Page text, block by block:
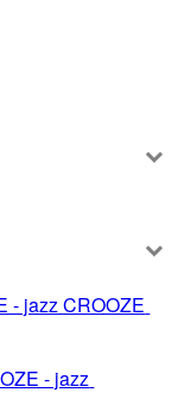
- jazz CROOZE
- jazz